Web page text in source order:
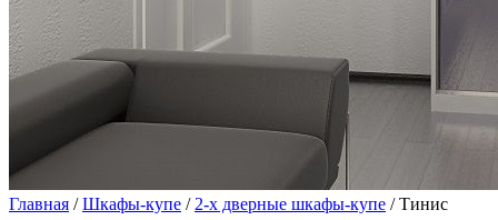
Главная /Шкафы-купе / 2-х дверные шкафы-купе / Тинис